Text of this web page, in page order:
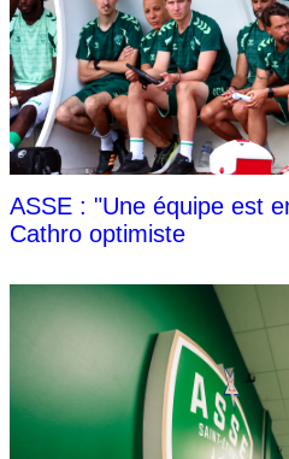
ASSE : "Une équipe est
Cathro optimiste